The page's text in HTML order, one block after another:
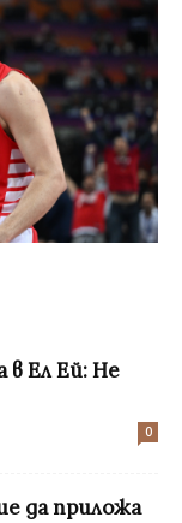
в Ел Ей: Не
0
да приложа